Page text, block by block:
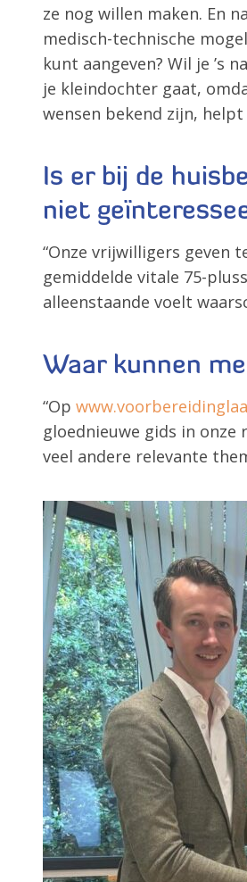
ze nog willen maken. En
medisch-technische
kunt aangeven? Wil je ’s
je kleindochter gaat,
wensen bekend zijn,
Is er bij de
niet
“Onze vrijwilligers geven
gemiddelde vitale 75-
alleenstaande voelt
Waar kunnen
“Op
gloednieuwe gids in onze
veel andere relevante